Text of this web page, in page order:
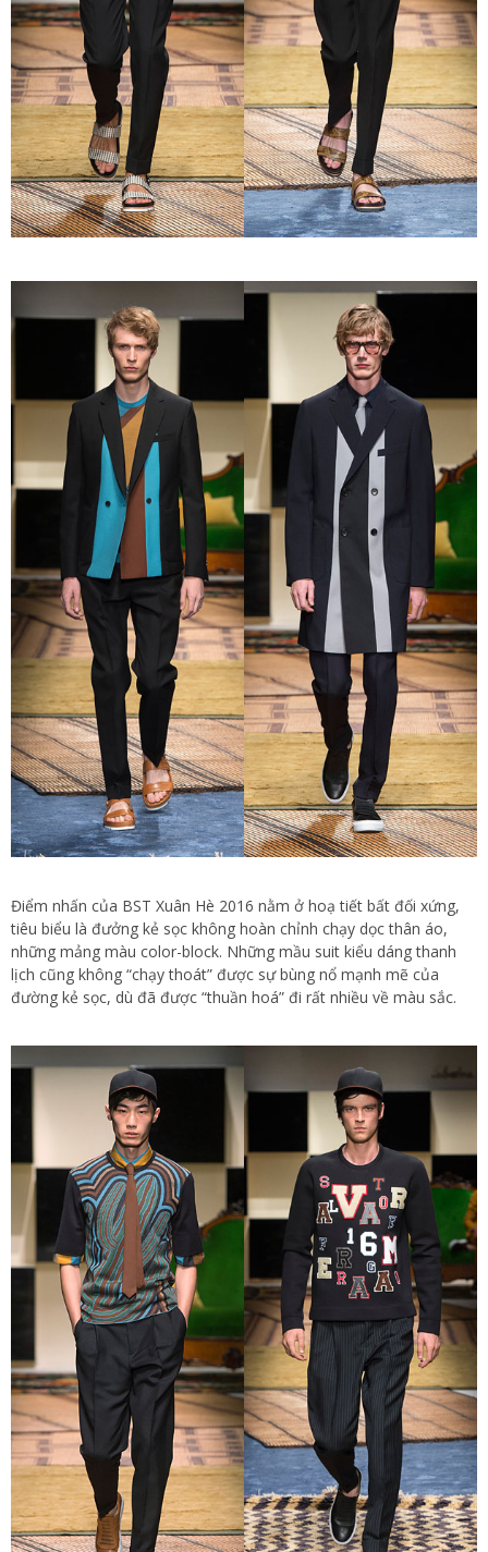
Điểm nhấn của BST Xuân Hè 2016 nằm ở hoạ tiết bất đối xứng,
tiêu biểu là đưởng kẻ sọc không hoàn chỉnh chạy dọc thân áo,
những mảng màu color-block. Những mầu suit kiểu dáng thanh
lịch cũng không “chạy thoát” được sự bùng nổ mạnh mẽ của
đường kẻ sọc, dù đã được “thuần hoá” đi rất nhiều về màu sắc.